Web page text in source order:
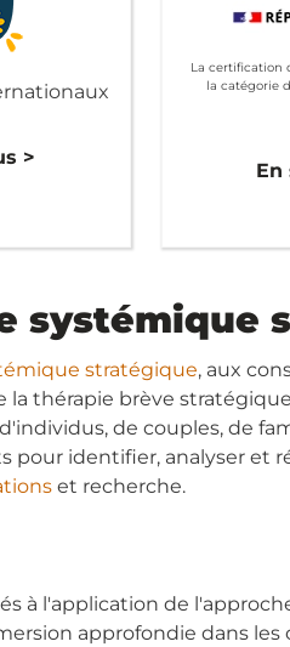
>
La certification
la catégorie
En
systémique
stratégique, aux
la thérapie brève
de couples, de
pour identifier, analyser et
et recherche.
à l'application de
approfondie dans les